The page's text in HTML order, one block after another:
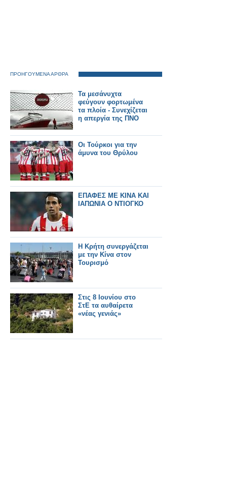
ΠΡΟΗΓΟΥΜΕΝΑ ΑΡΘΡΑ
Τα μεσάνυχτα
φεύγουν φορτωμένα
τα πλοία - Συνεχίζεται
η απεργία της ΠΝΟ
Οι Τούρκοι για την
άμυνα του Θρύλου
ΕΠΑΦΕΣ ΜΕ ΚΙΝΑ ΚΑΙ
ΙΑΠΩΝΙΑ Ο ΝΤΙΟΓΚΟ
Η Κρήτη συνεργάζεται
με την Κίνα στον
Τουρισμό
Στις 8 Ιουνίου στο
ΣτΕ τα αυθαίρετα
«νέας γενιάς»